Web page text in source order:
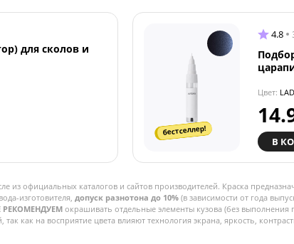
для сколов и
бестселлер!
4.8
Цвет:
В
из официальных каталогов и сайтов производителей. Краска
изготовителя, допуск разнотона до 10% (в зависимости от года
РЕКОМЕНДУЕМокрашивать отдельные элементы кузова (без
как на восприятие цвета влияют технология экрана, яркость,